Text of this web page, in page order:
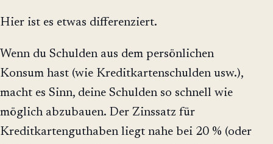
Hier ist es etwas differenziert.
Wenn du Schulden aus dem persönlichen
Konsum hast (wie Kreditkartenschulden usw.),
macht es Sinn, deine Schulden so schnell wie
möglich abzubauen. Der Zinssatz für
Kreditkartenguthaben liegt nahe bei 20 % (oder